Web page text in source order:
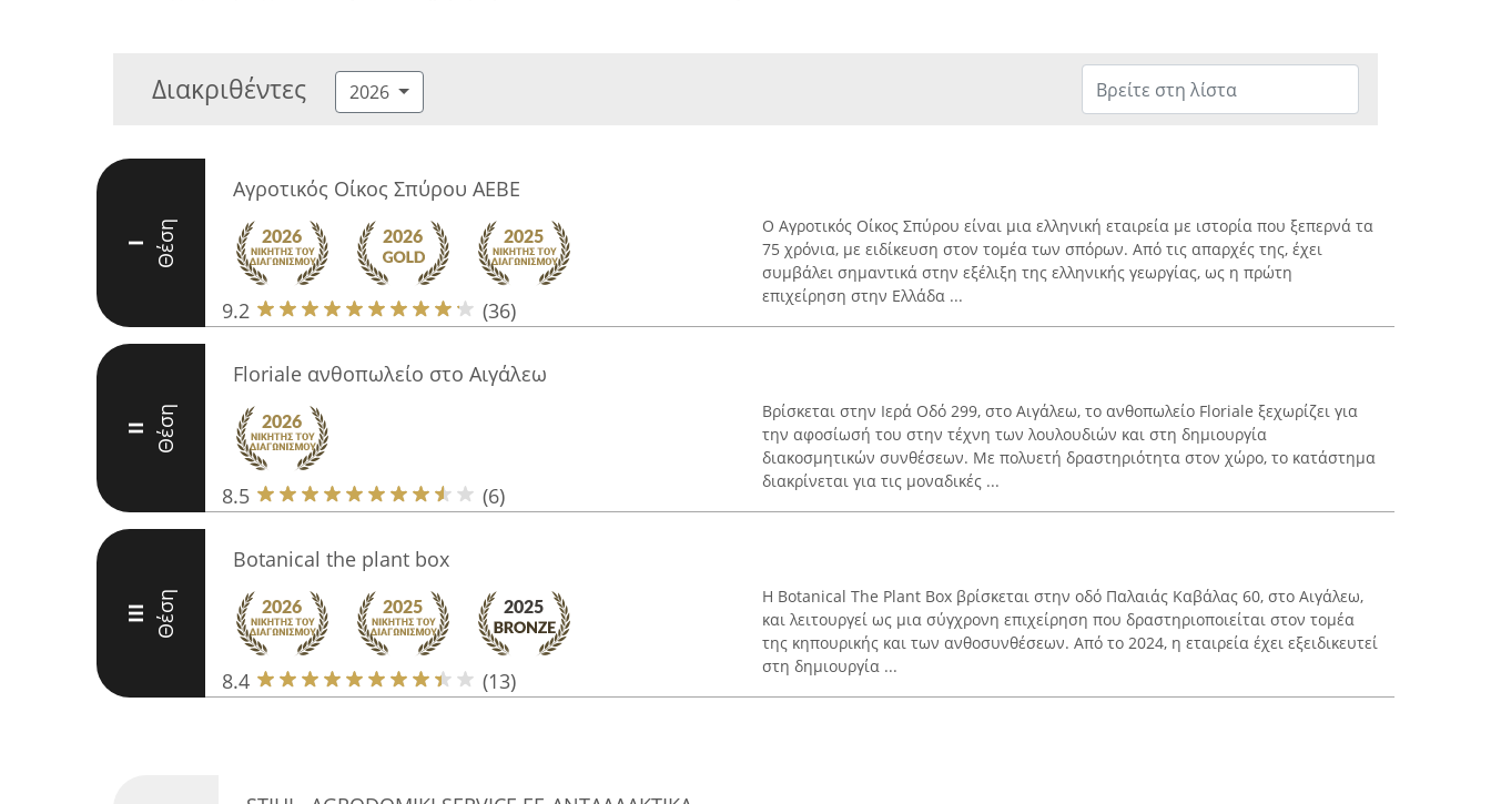
Διακριθέντες 2026
I Θέση
Αγροτικός Οίκος Σπύρου ΑΕΒΕ
9.2 (36)
Ο Αγροτικός Οίκος Σπύρου είναι μια ελληνική εταιρεία με ιστορία που ξεπερνά τα
75 χρόνια, με ειδίκευση στον τομέα των σπόρων. Από τις απαρχές της, έχει
συμβάλει σημαντικά στην εξέλιξη της ελληνικής γεωργίας, ως η πρώτη
επιχείρηση στην Ελλάδα ...
II Θέση
Floriale ανθοπωλείο στο Αιγάλεω
8.5 (6)
Βρίσκεται στην Ιερά Οδό 299, στο Αιγάλεω, το ανθοπωλείο Floriale ξεχωρίζει για
την αφοσίωσή του στην τέχνη των λουλουδιών και στη δημιουργία
διακοσμητικών συνθέσεων. Με πολυετή δραστηριότητα στον χώρο, το κατάστημα
διακρίνεται για τις μοναδικές ...
III Θέση
Botanical the plant box
8.4 (13)
Η Botanical The Plant Box βρίσκεται στην οδό Παλαιάς Καβάλας 60, στο Αιγάλεω,
και λειτουργεί ως μια σύγχρονη επιχείρηση που δραστηριοποιείται στον τομέα
της κηπουρικής και των ανθοσυνθέσεων. Από το 2024, η εταιρεία έχει εξειδικευτεί
στη δημιουργία ...